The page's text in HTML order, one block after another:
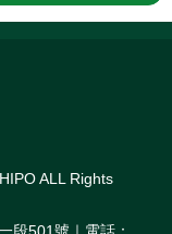
ALL Rights